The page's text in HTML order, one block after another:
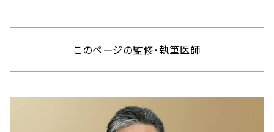
このページの監修・執筆医師